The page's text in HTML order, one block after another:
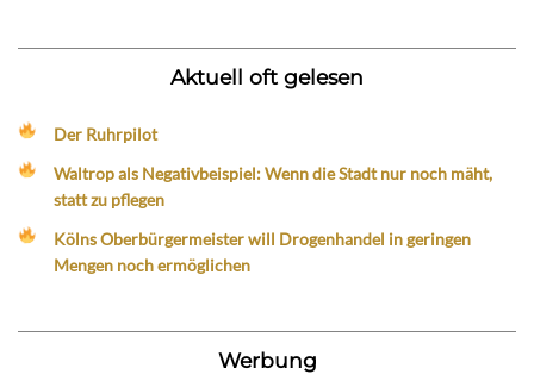
Aktuell oft gelesen
Der Ruhrpilot
Waltrop als Negativbeispiel: Wenn die Stadt nur noch mäht,
statt zu pflegen
Kölns Oberbürgermeister will Drogenhandel in geringen
Mengen noch ermöglichen
Werbung